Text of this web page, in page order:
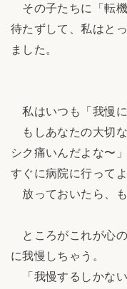
その子たちに「転
待たずして、私はと
ました。
私はいつも「我慢に
もしあなたの大切
シク痛いんだよな〜
すぐに病院に行って
放っておいたら、も
ところがこれが心
に我慢しちゃう。
「我慢するしかない